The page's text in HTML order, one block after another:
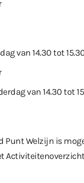
van 14.30 tot
van 14.30 tot
Punt Welzijn is